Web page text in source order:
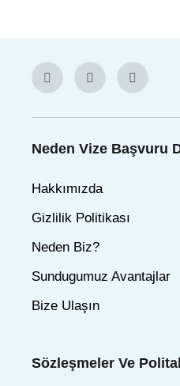
Neden Vize Başvuru
Hakkımızda
Gizlilik Politikası
Neden Biz?
Sundugumuz Avantajlar
Bize Ulaşın
Sözleşmeler Ve